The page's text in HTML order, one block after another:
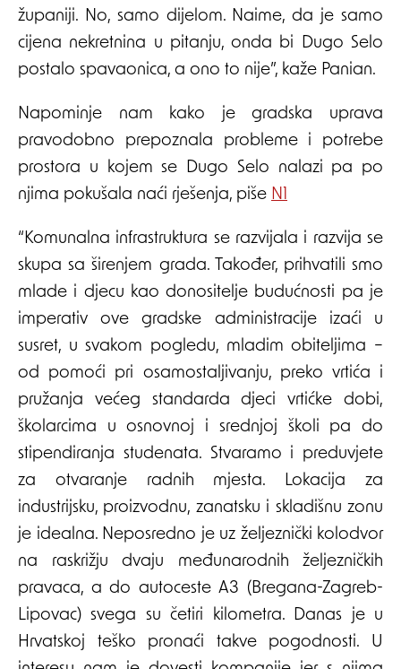
županiji. No, samo dijelom. Naime, da je samo
cijena nekretnina u pitanju, onda bi Dugo Selo
postalo spavaonica, a ono to nije”, kaže Panian.
Napominje nam kako je gradska uprava
pravodobno prepoznala probleme i potrebe
prostora u kojem se Dugo Selo nalazi pa po
njima pokušala naći rješenja, piše N1
“Komunalna infrastruktura se razvijala i razvija se
skupa sa širenjem grada. Također, prihvatili smo
mlade i djecu kao donositelje budućnosti pa je
imperativ ove gradske administracije izaći u
susret, u svakom pogledu, mladim obiteljima –
od pomoći pri osamostaljivanju, preko vrtića i
pružanja većeg standarda djeci vrtićke dobi,
školarcima u osnovnoj i srednjoj školi pa do
stipendiranja studenata. Stvaramo i preduvjete
za otvaranje radnih mjesta. Lokacija za
industrijsku, proizvodnu, zanatsku i skladišnu zonu
je idealna. Neposredno je uz željeznički kolodvor
na raskrižju dvaju međunarodnih željezničkih
pravaca, a do autoceste A3 (Bregana-Zagreb-
Lipovac) svega su četiri kilometra. Danas je u
Hrvatskoj teško pronaći takve pogodnosti. U